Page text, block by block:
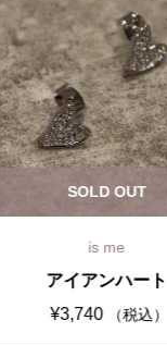
アスト
¥5,500